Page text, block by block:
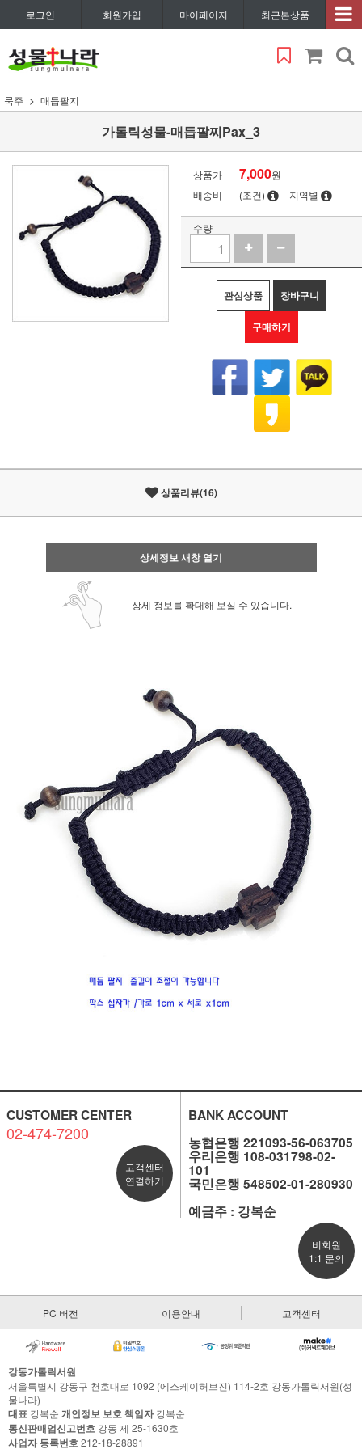
로그인 회원가입 마이페이지 최근본상품
묵주 매듭팔지
가톨릭성물-매듭팔찌Pax_3
상품가 7,000원
배송비
(조건) 지역별
수량
관심상품 장바구니
구매하기
상품리뷰(16)
상세정보 새창 열기
상세 정보를 확대해 보실 수 있습니다.
CUSTOMER CENTER
02-474-7200
고객센터
연결하기
BANK ACCOUNT
농협은행 221093-56-063705
우리은행 108-031798-02-
101
국민은행 548502-01-280930
예금주 : 강복순
비회원
1:1 문의
PC 버전 이용안내 고객센터
강동가톨릭서원
서울특별시 강동구 천호대로 1092 (에스케이허브진) 114-2호 강동가톨릭서원(성
물나라)
대표 강복순 개인정보 보호 책임자강복순
통신판매업신고번호 강동 제 25-1630호
사업자 등록번호212-18-28891